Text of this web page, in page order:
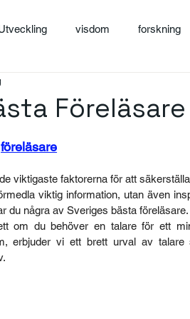
visdom forskning
Föreläsare
föreläsare
viktigaste faktorerna för att
viktig information, utan även
du några av Sveriges bästa
om du behöver en talare för ett
erbjuder vi ett brett urval av